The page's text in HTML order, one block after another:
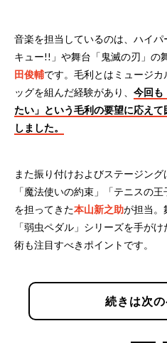
音楽を担当しているのは、ハイ
キュー!!」や舞台「鬼滅の刃」の
田俊輔です。毛利とはミュージ
ッグを組んだ経験があり、 今回も
たい」という毛利の要望に応え
しました。
また振り付けおよびステージング
「魔法使いの約束」「テニスの
を担ってきた本山新之助が担当。
「弱虫ペダル」シリーズを手がけ
術も注目すべきポイントです。
続きは次